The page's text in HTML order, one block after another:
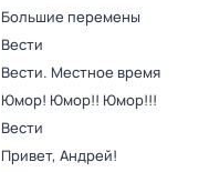
Большие перемены
Вести
Вести. Местное время
Юмор! Юмор!! Юмор!!!
Вести
Привет, Андрей!